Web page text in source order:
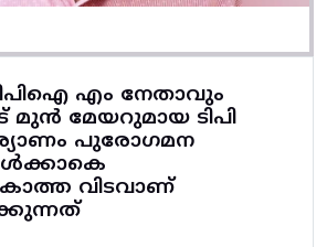
എം നേതാവും
മുൻ മേയറുമായ ടിപി
പുരോഗമന
വിടവാണ്‌